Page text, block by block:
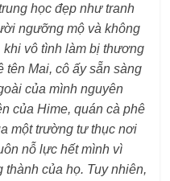
học đẹp như tranh
ngưỡng mộ và không
vô tình làm bị thương
tên Mai, cô ấy sẵn sàng
của mình nguyên
của Hime, quán cà phê
một trường tư thục nơi
nỗ lực hết mình vì
của họ. Tuy nhiên,